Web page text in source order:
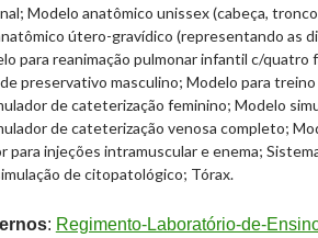
Modelo anatômico unissex (cabeça,
útero-gravídico (representando as
para reanimação pulmonar infantil c/quatro
preservativo masculino; Modelo para
de cateterização feminino; Modelo
de cateterização venosa completo;
para injeções intramuscular e enema;
de citopatológico; Tórax.
: Regimento-Laboratório-de-